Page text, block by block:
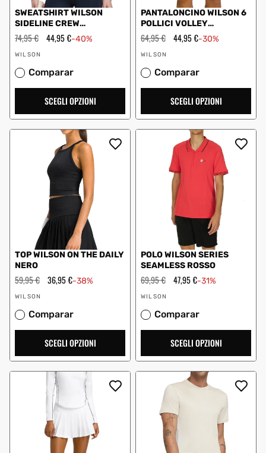
SWEATSHIRT WILSON
SIDELINE CREW
WW00136411GYC
SANDRIFT
Prezzo
regolare
74,95 € Prezzo
scontato
44,95 €-40%
Fornitore:
WILSON
Comparar
SCEGLI OPZIONI
PANTALONCINO WILSON 6
POLLICI VOLLEY
WM00008511
WM00008511YEC DORATO
Prezzo
regolare
64,95 € Prezzo
scontato
44,95 €-30%
Fornitore:
WILSON
Comparar
SCEGLI OPZIONI
TOP WILSON ON THE DAILY
NERO
Prezzo
regolare
59,95 € Prezzo
scontato
36,95 €-38%
Fornitore:
WILSON
Comparar
SCEGLI OPZIONI
POLO WILSON SERIES
SEAMLESS ROSSO
Prezzo
regolare
69,95 € Prezzo
scontato
47,95 €-31%
Fornitore:
WILSON
Comparar
SCEGLI OPZIONI